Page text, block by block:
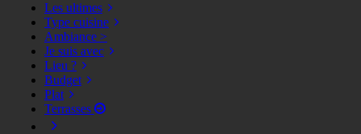
Les ultimes
Type cuisine
Ambiance >
Je suis avec
Lieu ?
Budget
Plat
Terrasses